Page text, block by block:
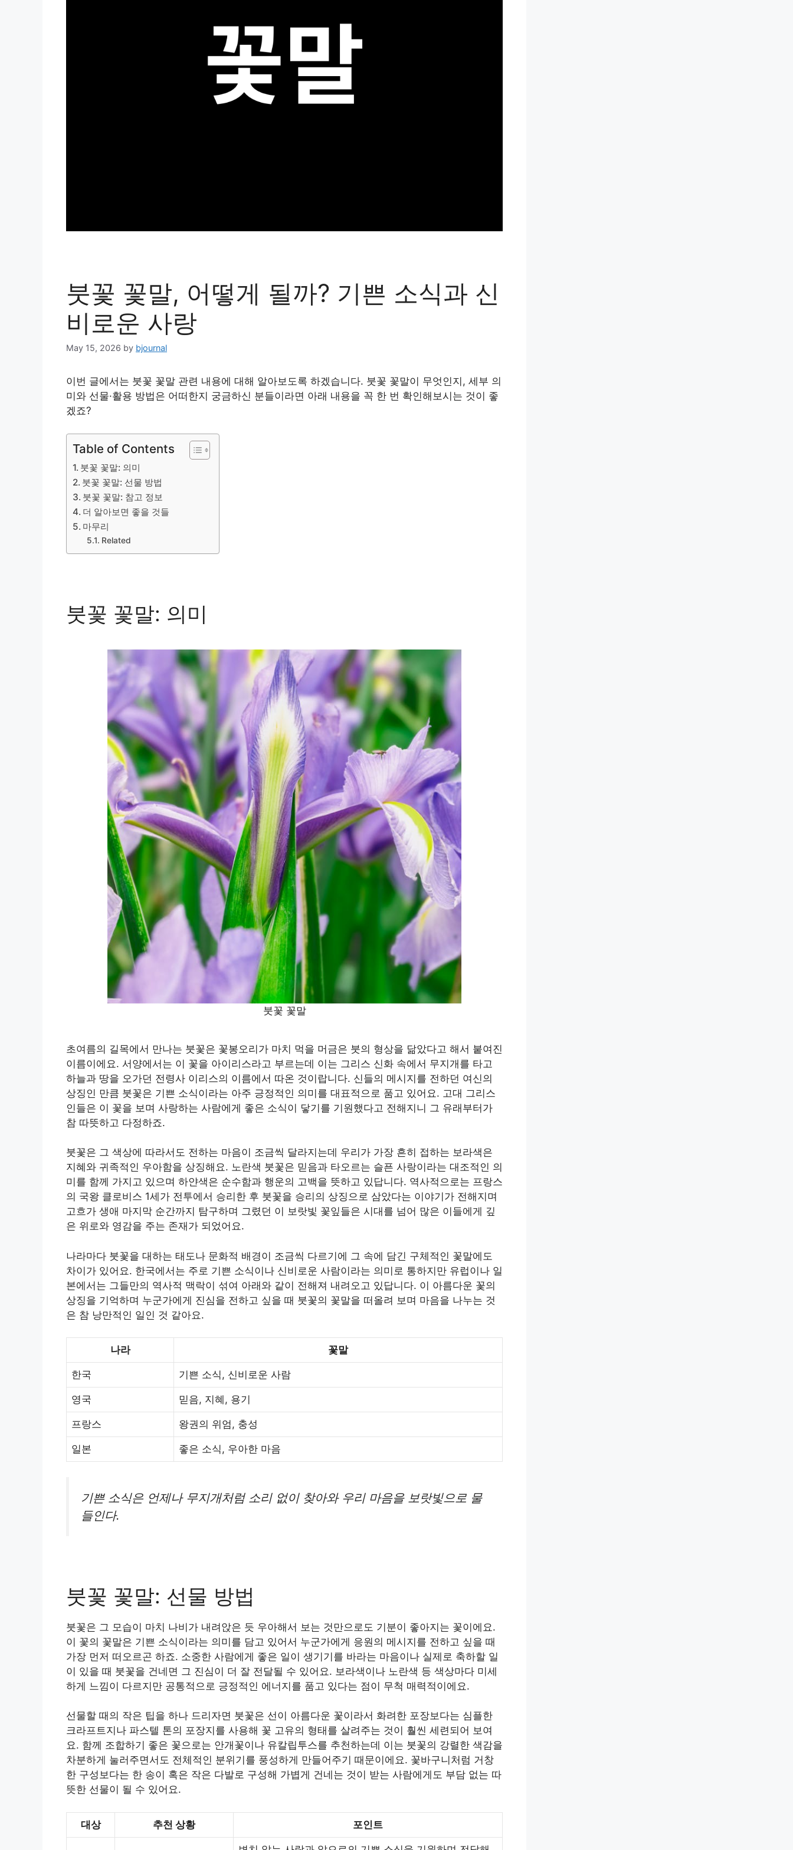
붓꽃 꽃말, 어떻게 될까? 기쁜 소식과 신
비로운 사랑
May 15, 2026 by bjournal
이번 글에서는 붓꽃 꽃말 관련 내용에 대해 알아보도록 하겠습니다. 붓꽃 꽃말이 무엇인지, 세부 의
미와 선물·활용 방법은 어떠한지 궁금하신 분들이라면 아래 내용을 꼭 한 번 확인해보시는 것이 좋
겠죠?
Table of Contents
붓꽃 꽃말: 의미
붓꽃 꽃말: 선물 방법
붓꽃 꽃말: 참고 정보
더 알아보면 좋을 것들
마무리
Related
붓꽃 꽃말: 의미
붓꽃 꽃말
초여름의 길목에서 만나는 붓꽃은 꽃봉오리가 마치 먹을 머금은 붓의 형상을 닮았다고 해서 붙여진
이름이에요. 서양에서는 이 꽃을 아이리스라고 부르는데 이는 그리스 신화 속에서 무지개를 타고
하늘과 땅을 오가던 전령사 이리스의 이름에서 따온 것이랍니다. 신들의 메시지를 전하던 여신의
상징인 만큼 붓꽃은 기쁜 소식이라는 아주 긍정적인 의미를 대표적으로 품고 있어요. 고대 그리스
인들은 이 꽃을 보며 사랑하는 사람에게 좋은 소식이 닿기를 기원했다고 전해지니 그 유래부터가
참 따뜻하고 다정하죠.
붓꽃은 그 색상에 따라서도 전하는 마음이 조금씩 달라지는데 우리가 가장 흔히 접하는 보라색은
지혜와 귀족적인 우아함을 상징해요. 노란색 붓꽃은 믿음과 타오르는 슬픈 사랑이라는 대조적인 의
미를 함께 가지고 있으며 하얀색은 순수함과 행운의 고백을 뜻하고 있답니다. 역사적으로는 프랑스
의 국왕 클로비스 1세가 전투에서 승리한 후 붓꽃을 승리의 상징으로 삼았다는 이야기가 전해지며
고흐가 생애 마지막 순간까지 탐구하며 그렸던 이 보랏빛 꽃잎들은 시대를 넘어 많은 이들에게 깊
은 위로와 영감을 주는 존재가 되었어요.
나라마다 붓꽃을 대하는 태도나 문화적 배경이 조금씩 다르기에 그 속에 담긴 구체적인 꽃말에도
차이가 있어요. 한국에서는 주로 기쁜 소식이나 신비로운 사람이라는 의미로 통하지만 유럽이나 일
본에서는 그들만의 역사적 맥락이 섞여 아래와 같이 전해져 내려오고 있답니다. 이 아름다운 꽃의
상징을 기억하며 누군가에게 진심을 전하고 싶을 때 붓꽃의 꽃말을 떠올려 보며 마음을 나누는 것
은 참 낭만적인 일인 것 같아요.
나라 꽃말
한국 기쁜 소식, 신비로운 사람
영국 믿음, 지혜, 용기
프랑스 왕권의 위엄, 충성
일본 좋은 소식, 우아한 마음
기쁜 소식은 언제나 무지개처럼 소리 없이 찾아와 우리 마음을 보랏빛으로 물
들인다.
붓꽃 꽃말: 선물 방법
붓꽃은 그 모습이 마치 나비가 내려앉은 듯 우아해서 보는 것만으로도 기분이 좋아지는 꽃이에요.
이 꽃의 꽃말은 기쁜 소식이라는 의미를 담고 있어서 누군가에게 응원의 메시지를 전하고 싶을 때
가장 먼저 떠오르곤 하죠. 소중한 사람에게 좋은 일이 생기기를 바라는 마음이나 실제로 축하할 일
이 있을 때 붓꽃을 건네면 그 진심이 더 잘 전달될 수 있어요. 보라색이나 노란색 등 색상마다 미세
하게 느낌이 다르지만 공통적으로 긍정적인 에너지를 품고 있다는 점이 무척 매력적이에요.
선물할 때의 작은 팁을 하나 드리자면 붓꽃은 선이 아름다운 꽃이라서 화려한 포장보다는 심플한
크라프트지나 파스텔 톤의 포장지를 사용해 꽃 고유의 형태를 살려주는 것이 훨씬 세련되어 보여
요. 함께 조합하기 좋은 꽃으로는 안개꽃이나 유칼립투스를 추천하는데 이는 붓꽃의 강렬한 색감을
차분하게 눌러주면서도 전체적인 분위기를 풍성하게 만들어주기 때문이에요. 꽃바구니처럼 거창
한 구성보다는 한 송이 혹은 작은 다발로 구성해 가볍게 건네는 것이 받는 사람에게도 부담 없는 따
뜻한 선물이 될 수 있어요.
대상 추천 상황 포인트